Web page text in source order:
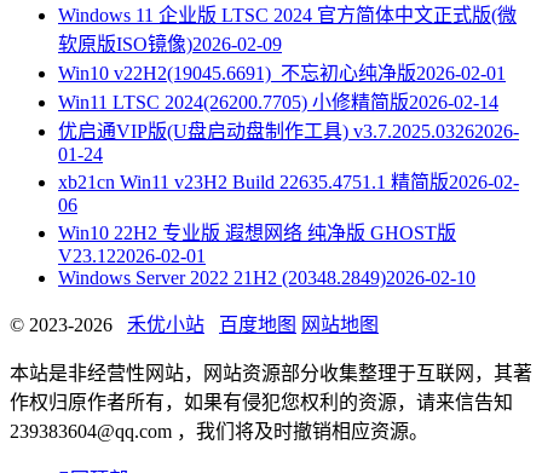
Windows 11 企业版 LTSC 2024 官方简体中文正式版(微
软原版ISO镜像)2026-02-09
Win10 v22H2(19045.6691)_不忘初心纯净版2026-02-01
Win11 LTSC 2024(26200.7705) 小修精简版2026-02-14
优启通VIP版(U盘启动盘制作工具) v3.7.2025.03262026-
01-24
xb21cn Win11 v23H2 Build 22635.4751.1 精简版2026-02-
06
Win10 22H2 专业版 遐想网络 纯净版 GHOST版
V23.122026-02-01
Windows Server 2022 21H2 (20348.2849)2026-02-10
© 2023-2026 禾优小站 百度地图 网站地图
本站是非经营性网站，网站资源部分收集整理于互联网，其著
作权归原作者所有，如果有侵犯您权利的资源，请来信告知
239383604@qq.com ，我们将及时撤销相应资源。